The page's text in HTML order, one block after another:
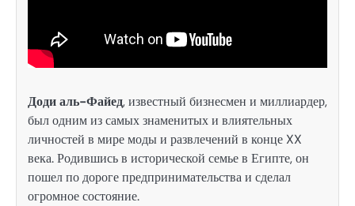
Доди аль-Файед, известный бизнесмен и миллиардер,
был одним из самых знаменитых и влиятельных
личностей в мире моды и развлечений в конце XX
века. Родившись в исторической семье в Египте, он
пошел по дороге предпринимательства и сделал
огромное состояние.